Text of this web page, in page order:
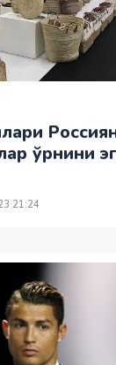
ўрнини
21:24